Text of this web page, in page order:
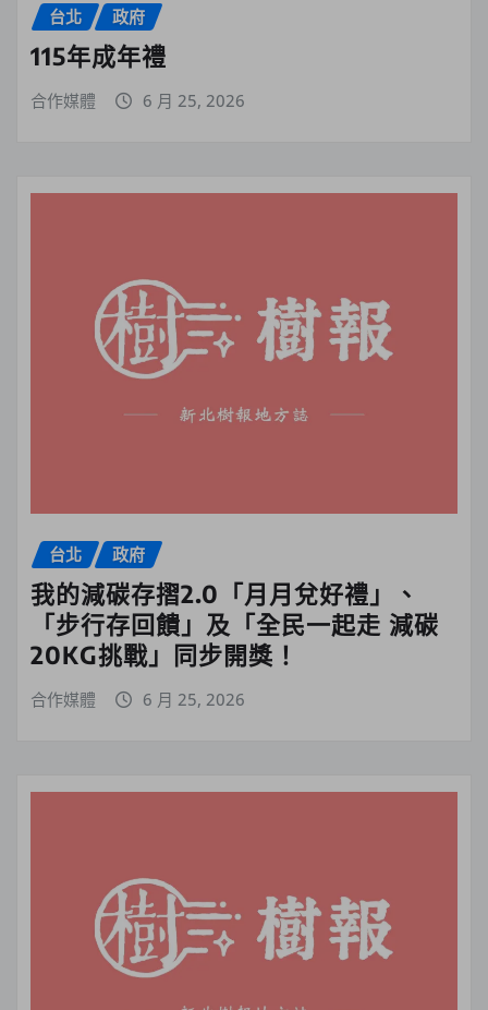
台北 政府
115年成年禮
合作媒體 6 月 25, 2026
台北 政府
我的減碳存摺2.0「月月兌好禮」、
「步行存回饋」及「全民一起走 減碳
20KG挑戰」同步開獎！
合作媒體 6 月 25, 2026